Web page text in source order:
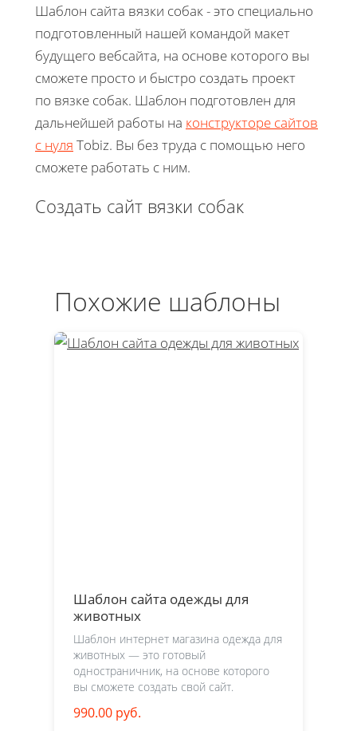
Шаблон сайта вязки собак - это специально
подготовленный нашей командой макет
будущего вебсайта, на основе которого вы
сможете просто и быстро создать проект
по вязке собак. Шаблон подготовлен для
дальнейшей работы на конструкторе сайтов
с нуля Tobiz. Вы без труда с помощью него
сможете работать с ним.
Создать сайт вязки собак
Похожие шаблоны
Шаблон сайта одежды для
животных
Шаблон интернет магазина одежда для
животных — это готовый
одностраничник, на основе которого
вы сможете создать свой сайт.
990.00 руб.